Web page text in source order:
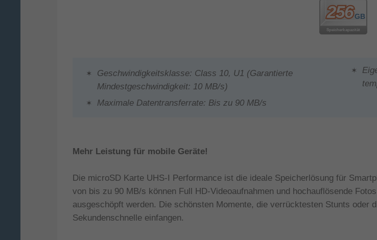
Geschwindigkeitsklasse: Class 10, U1 (Garantierte
Mindestgeschwindigkeit: 10 MB/s)
Maximale Datentransferrate: Bis zu 90 MB/s
Mehr Leistung für mobile Geräte!
Die microSD Karte UHS-I Performance ist die ideale Speicherlösung für
von bis zu 90 MB/s können Full HD-Videoaufnahmen und hochauflösende
ausgeschöpft werden. Die schönsten Momente, die verrücktesten Stunts oder
Sekundenschnelle einfangen.